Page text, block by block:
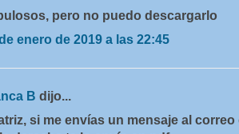
pero no puedo descargarlo
enero de 2019 a las 22:45
B dijo...
si me envías un mensaje al